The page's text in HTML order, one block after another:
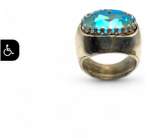
פתח